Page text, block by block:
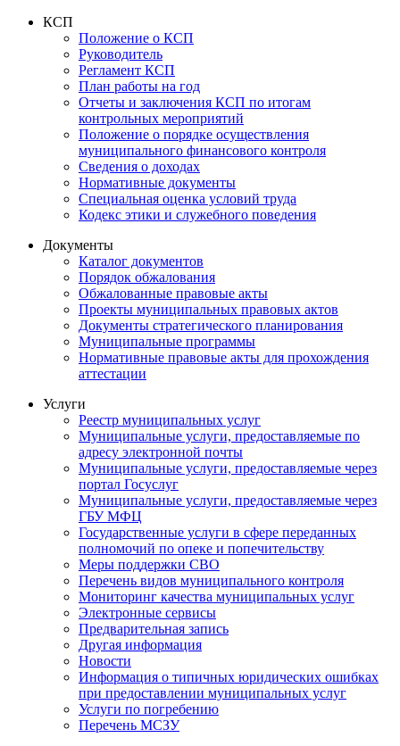
КСП
Положение о КСП
Руководитель
Регламент КСП
План работы на год
Отчеты и заключения КСП по итогам
контрольных мероприятий
Положение о порядке осуществления
муниципального финансового контроля
Сведения о доходах
Нормативные документы
Специальная оценка условий труда
Кодекс этики и служебного поведения
Документы
Каталог документов
Порядок обжалования
Обжалованные правовые акты
Проекты муниципальных правовых актов
Документы стратегического планирования
Муниципальные программы
Нормативные правовые акты для прохождения
аттестации
Услуги
Реестр муниципальных услуг
Муниципальные услуги, предоставляемые по
адресу электронной почты
Муниципальные услуги, предоставляемые через
портал Госуслуг
Муниципальные услуги, предоставляемые через
ГБУ МФЦ
Государственные услуги в сфере переданных
полномочий по опеке и попечительству
Меры поддержки СВО
Перечень видов муниципального контроля
Мониторинг качества муниципальных услуг
Электронные сервисы
Предварительная запись
Другая информация
Новости
Информация о типичных юридических ошибках
при предоставлении муниципальных услуг
Услуги по погребению
Перечень МСЗУ